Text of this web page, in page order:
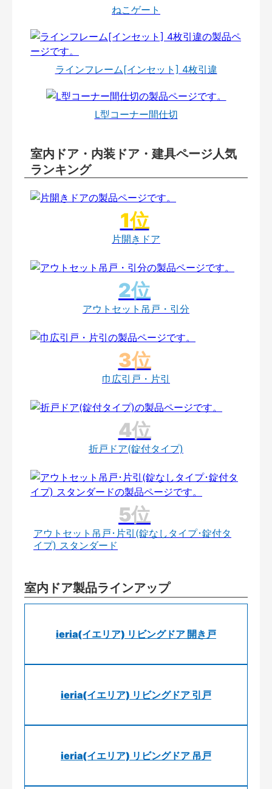
ねこゲート
ラインフレーム[インセット] 4枚引違
L型コーナー間仕切
室内ドア・内装ドア・建具ページ人気
ランキング
片開きドア
アウトセット吊戸・引分
巾広引戸・片引
折戸ドア(錠付タイプ)
アウトセット吊戸･片引(錠なしタイプ･錠付タ
イプ) スタンダード
室内ドア製品ラインアップ
ieria(イエリア) リビングドア 開き戸
ieria(イエリア) リビングドア 引戸
ieria(イエリア) リビングドア 吊戸